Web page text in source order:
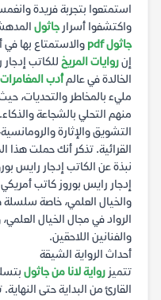
استمتعوا بتجربة فريدة
واكتشفوا أسرارجاثول
جاثول pdf
والاستمتاع بها
إنروايات المريخ للكاتب
الخالدة في عالمأدب المغامرات
مليء بالمخاطر والتحديات،
منهم التحلي بالشجاعة
التشويق والإثارة
القرائية. تذكر أنك حملت
نبذة عن الكاتب إدجار رايس
إدجار رايس بوروز كاتب
والخيال العلمي، خاصة
الرواد في مجال الخيال
والفنانين اللاحقين.
أحداث الرواية الشيقة
تتميز رواية لانا من جاثول
القارئ من البداية حتى